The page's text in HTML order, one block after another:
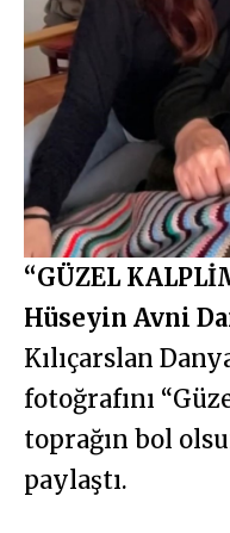
“GÜZEL
Hüseyin Avni
Kılıçarslan
fotoğrafını
toprağın bol
paylaştı.